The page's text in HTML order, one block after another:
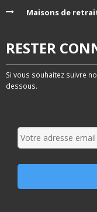
Maisons de
RESTER
Si vous souhaitez suivre
dessous.